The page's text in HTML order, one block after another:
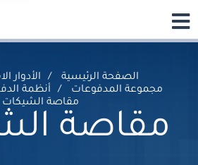
الصفحة الرئيسية
الأدوار
مجموعة المدفوعات
أنظمة
مقاصة الشيكات
مقاصة